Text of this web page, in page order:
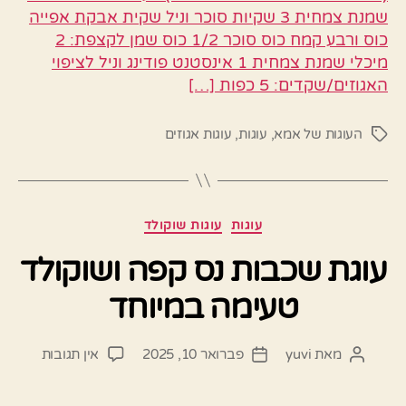
שמנת צמחית 3 שקיות סוכר וניל שקית אבקת אפייה
כוס ורבע קמח כוס סוכר 1/2 כוס שמן לקצפת: 2
מיכלי שמנת צמחית 1 אינסטנט פודינג וניל לציפוי
האגוזים/שקדים: 5 כפות […]
תגיותהעוגות של אמא, עוגות, עוגות אגוזים
קטגוריות עוגות עוגות שוקולד
עוגת שכבות נס קפה ושוקולד
טעימה במיוחד
המחבר
מאת yuvi
תאריךפברואר 10, 2025 אין תגובות